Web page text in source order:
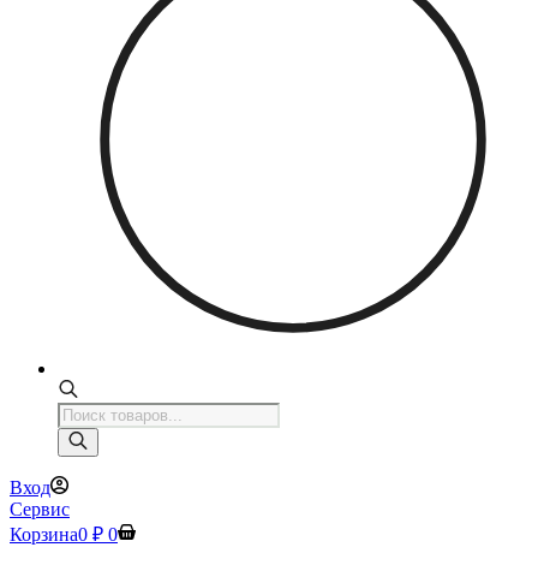
Поиск
товаров
Вход
Сервис
Корзина0 ₽ 0